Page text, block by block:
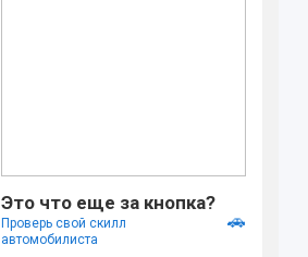
Это что еще за кнопка?
Проверь свой скилл
автомобилиста
🚗